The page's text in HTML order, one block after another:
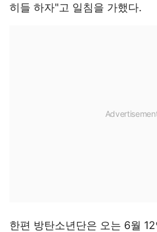
히들 하자"고 일침을 가했다.
한편 방탄소년단은 오는 6월